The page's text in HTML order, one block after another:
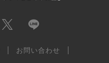
お問い合わせ